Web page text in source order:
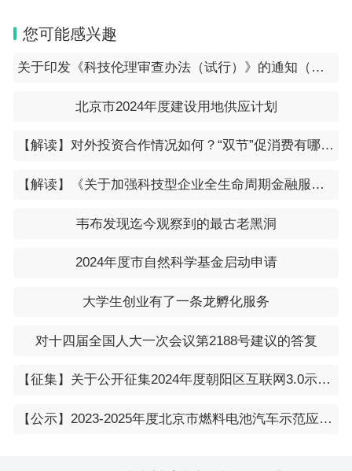
您可能感兴趣
关于印发《科技伦理审查办法（试行）》的通知（国科发监〔2023〕167号）
北京市2024年度建设用地供应计划
【解读】对外投资合作情况如何？“双节”促消费有哪些举措？……商务部回应近期经贸热点
【解读】《关于加强科技型企业全生命周期金融服务的通知》
韦布发现迄今观察到的最古老黑洞
2024年度市自然科学基金启动申请
大学生创业有了一条龙孵化服务
对十四届全国人大一次会议第2188号建议的答复
【征集】关于公开征集2024年度朝阳区互联网3.0示范应用场景和示范解决方案的通知
【公示】2023-2025年度北京市燃料电池汽车示范应用项目拟承担“示范应用联合体” 牵头企业公示